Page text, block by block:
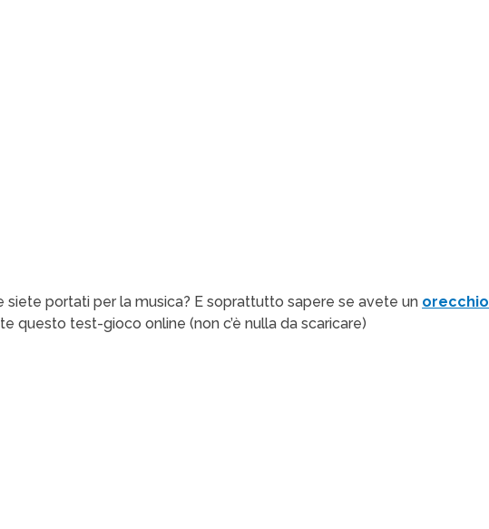
siete portati per la musica? E soprattutto sapere se avete un orecchio
questo test-gioco online (non c’è nulla da scaricare)